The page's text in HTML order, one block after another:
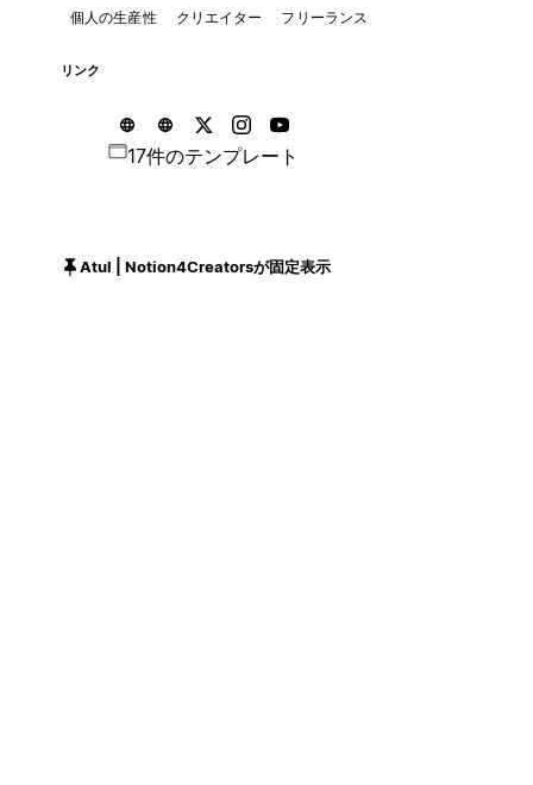
個人の生産性 クリエイター フリーランス
リンク
17件のテンプレート
Atul | Notion4Creatorsが固定表示